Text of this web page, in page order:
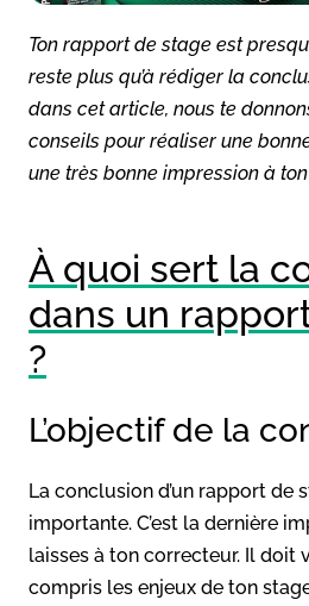
Ton rapport de stage est
reste plus qu’à rédiger la
dans cet article, nous te
conseils pour réaliser une
une très bonne impression à
À quoi sert la
dans un
?
L’objectif de la
La conclusion d’un rapport de
importante. C’est la dernière
laisses à ton correcteur. Il doit
compris les enjeux de ton